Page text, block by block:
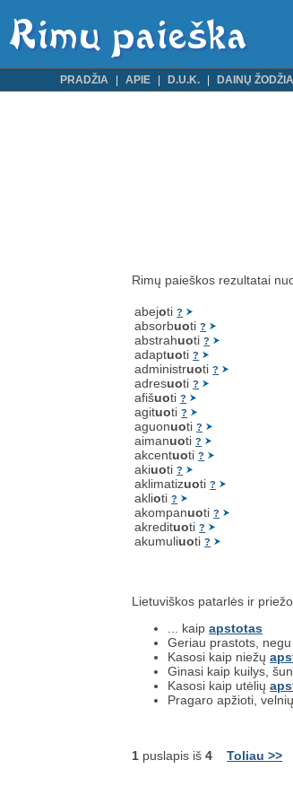
PRADŽIA APIE D.U.K. DAINŲ ŽODŽIAI
Rimų paieškos rezultatai
abejoti?
absorbuoti?
abstrahuoti?
adaptuoti?
administruoti?
adresuoti?
afišuoti?
agituoti?
aguonuoti?
aimanuoti?
akcentuoti?
akiuoti?
aklimatizuoti?
aklioti?
akompanuoti?
akredituoti?
akumuliuoti?
Lietuviškos patarlės ir
... kaipapstotas
Geriau prastots,
Kasosi kaip niežų
Ginasi kaip kuilys,
Kasosi kaip utėlių
Pragaro apžioti,
1 puslapis iš4 Toliau >>